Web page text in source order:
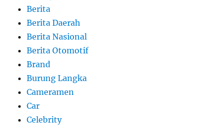
Berita
Berita Daerah
Berita Nasional
Berita Otomotif
Brand
Burung Langka
Cameramen
Car
Celebrity